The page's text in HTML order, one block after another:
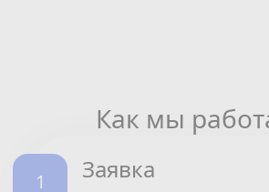
Как мы
Заявка